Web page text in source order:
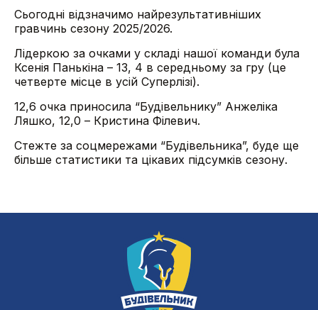
Сьогодні відзначимо найрезультативніших
гравчинь сезону 2025/2026.
Лідеркою за очками у складі нашої команди була
Ксенія Панькіна – 13, 4 в середньому за гру (це
четверте місце в усій Суперлізі).
12,6 очка приносила “Будівельнику” Анжеліка
Ляшко, 12,0 – Кристина Філевич.
Стежте за соцмережами “Будівельника”, буде ще
більше статистики та цікавих підсумків сезону.